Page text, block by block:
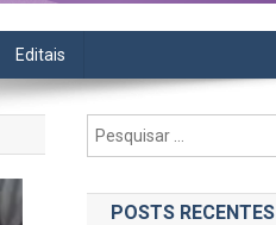
Editais
POSTS RECENTES